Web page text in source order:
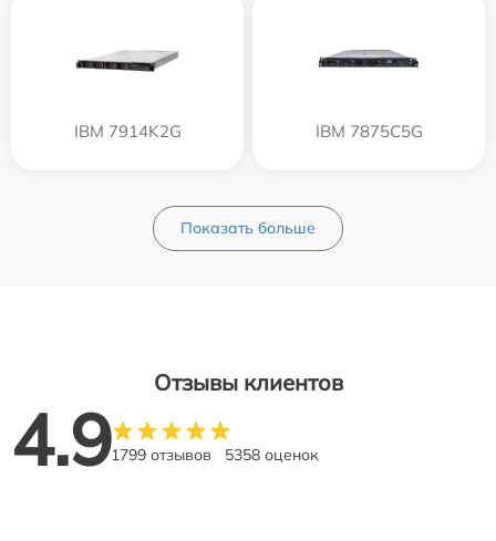
IBM 7914K2G IBM 7875C5G
Показать больше
Отзывы клиентов
4.91799 отзывов 5358 оценок